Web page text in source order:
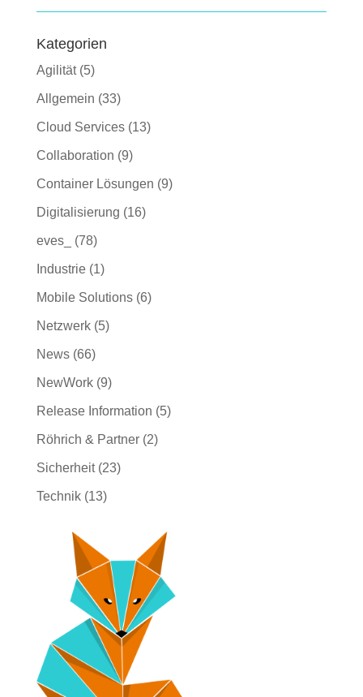
Kategorien
Agilität(5)
Allgemein (33)
Cloud Services(13)
Collaboration (9)
Container Lösungen (9)
Digitalisierung (16)
eves_ (78)
Industrie(1)
Mobile Solutions(6)
Netzwerk(5)
News(66)
NewWork(9)
Release Information (5)
Röhrich & Partner(2)
Sicherheit(23)
Technik(13)